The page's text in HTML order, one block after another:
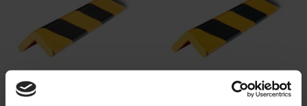
ECKSCHUTZ TYP H+ ECKSCHUTZ TYP H